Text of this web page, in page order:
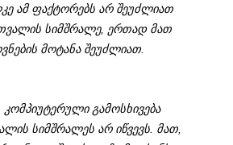
ამ ფაქტორებს არ შეუძლიათ
სიმშრალე, ერთად მათ
მოტანა შეუძლიათ.
გამოსხივება
სიმშრალეს არ იწვევს. მათ,